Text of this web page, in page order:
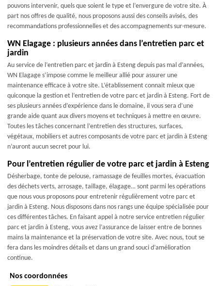
pouvons intervenir, quels que soient le type et l’envergure de votre site. À
part nos offres de qualité, nous proposons aussi des conseils avisés, des
recommandations professionnelles et des accompagnements sur-mesure.
WN Elagage : plusieurs années dans l’entretien parc et
jardin
Au service de l’entretien parc et jardin à Esteng depuis pas mal d’années,
WN Elagage s’impose comme le meilleur allié pour assurer une
maintenance efficace à votre site. L’établissement connait mieux que
quiconque la gestion et l’entretien de votre parc et jardin à Esteng. Fort de
ses plusieurs années d’expérience dans le domaine, il vous sera d’une
grande aide quant aux divers moyens et techniques à mettre en œuvre.
Toutes les tâches concernant l’entretien des structures, surfaces,
végétaux, mobiliers et autres composants de votre parc et jardin à Esteng
n’auront aucun secret pour lui.
Pour l’entretien régulier de votre parc et jardin à Esteng
Désherbage, tonte de pelouse, ramassage de feuilles mortes, évacuation
des déchets verts, arrosage, taillage, élagage… sont parmi les opérations
que nous vous proposons pour entretenir régulièrement votre parc et
jardin à Esteng. Nous disposons dans nos rangs une équipe spécialisée pour
ces différentes tâches. En faisant appel à notre service entretien régulier
parc et jardin à Esteng, vous avez l’assurance de laisser entre de bonnes
mains la maintenance et la préservation de votre site. Avec nous, tout se
fera dans les moindres détails et dans un grand souci d’amélioration
continue.
Nos coordonnées